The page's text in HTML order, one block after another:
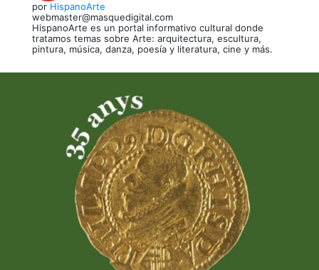
por HispanoArte
webmaster@masquedigital.com
HispanoArte es un portal informativo cultural donde
tratamos temas sobre Arte: arquitectura, escultura,
pintura, música, danza, poesía y literatura, cine y más.